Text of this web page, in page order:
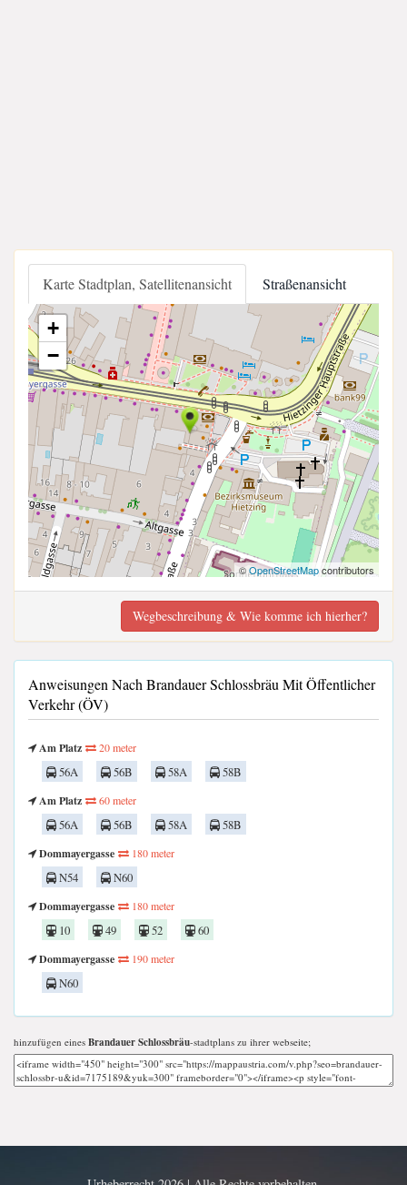
Karte Stadtplan, Satellitenansicht Straßenansicht
+
−
©OpenStreetMapcontributors
Wegbeschreibung & Wie komme ich hierher?
Anweisungen Nach Brandauer Schlossbräu Mit Öffentlicher
Verkehr (ÖV)
Am Platz 20 meter
56A 56B 58A
58B
Am Platz
60 meter
56A 56B 58A
58B
Dommayergasse
180 meter
N54
N60
Dommayergasse
180 meter
10 49 52
60
Dommayergasse
190 meter
N60
hinzufügen eines Brandauer Schlossbräu-stadtplans zu ihrer webseite;